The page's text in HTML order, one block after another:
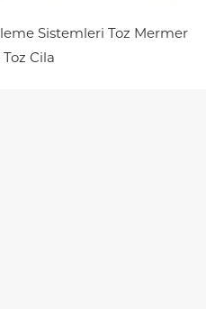
Sistemleri
Toz Mermer
Toz Cila